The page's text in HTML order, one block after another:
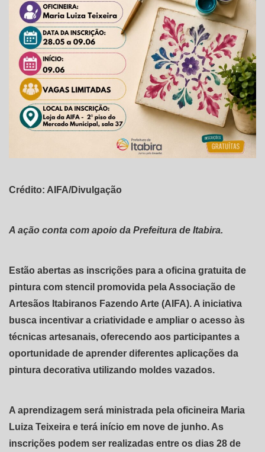
Crédito: AIFA/Divulgação
A ação conta com apoio da Prefeitura de Itabira.
Estão abertas as inscrições para a oficina gratuita de
pintura com stencil promovida pela Associação de
Artesãos Itabiranos Fazendo Arte (AIFA). A iniciativa
busca incentivar a criatividade e ampliar o acesso às
técnicas artesanais, oferecendo aos participantes a
oportunidade de aprender diferentes aplicações da
pintura decorativa utilizando moldes vazados.
A aprendizagem será ministrada pela oficineira Maria
Luiza Teixeira e terá início em nove de junho. As
inscrições podem ser realizadas entre os dias 28 de